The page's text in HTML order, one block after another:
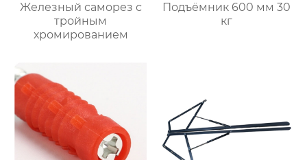
Железный саморез с
тройным
хромированием
Подъёмник 600 мм 30
кг